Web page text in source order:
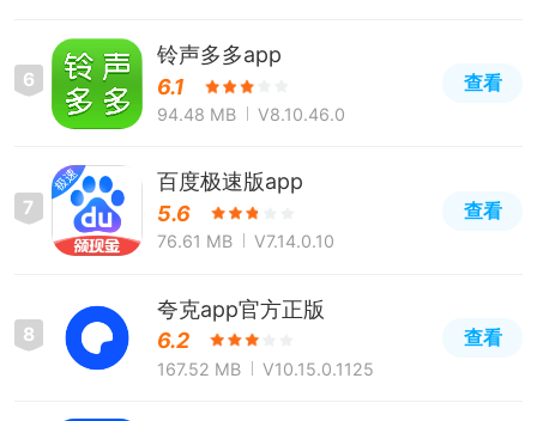
6
铃声多多app
6.1
94.48 MB V8.10.46.0
查看
7
百度极速版app
5.6
76.61 MB V7.14.0.10
查看
8
夸克app官方正版
6.2
167.52 MB V10.15.0.1125
查看